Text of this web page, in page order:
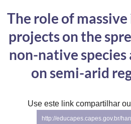
Controladoria-Geral da União
Ministério da Mulher, da Família e dos Direitos
Gabinete de Segurança Institucional
The role of
projects on the
non-native
on semi-arid
Use este link compartilhar
http://educapes.capes.gov.br/